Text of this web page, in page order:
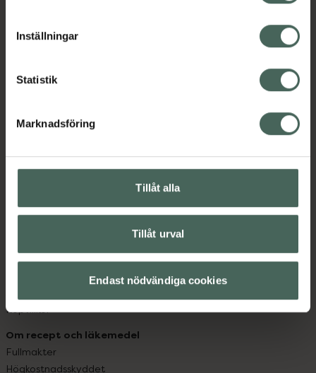
cookieinställningar. Ett återkallat samtycke påverkar inte
lagligheten av behandling som skett innan återkallelsen.
Inställningar
Statistik
Marknadsföring
Tillåt alla
Tillåt urval
Endast nödvändiga cookies
Kronans Apotek finns här för dig. Du hittar oss från Skåne i
syd till Lappland i norr, och online i mobilen och på
datorn. Oavsett vem du är så är det vårt uppdrag att
med oss.
Kundservice
Kontakta oss
Hitta apotek
Leverans, betalning och retur
Sajtens tillgänglighet
Köpvillkor
Om recept och läkemedel
Fullmakter
Högkostnadsskyddet